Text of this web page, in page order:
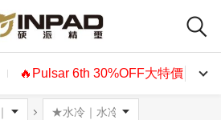
🔥Pulsar 6th 30%OFF大特價🔥